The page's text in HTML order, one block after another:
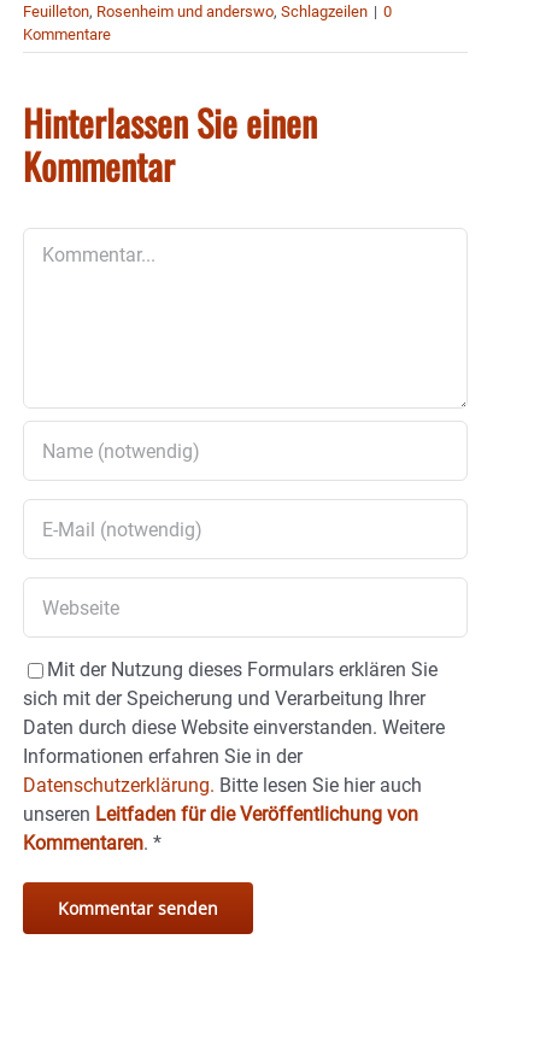
Feuilleton, Rosenheim und anderswo, Schlagzeilen | 0
Kommentare
Hinterlassen Sie einen
Kommentar
Mit der Nutzung dieses Formulars erklären Sie
sich mit der Speicherung und Verarbeitung Ihrer
Daten durch diese Website einverstanden. Weitere
Informationen erfahren Sie in der
Datenschutzerklärung. Bitte lesen Sie hier auch
unseren Leitfaden für die Veröffentlichung von
Kommentaren. *